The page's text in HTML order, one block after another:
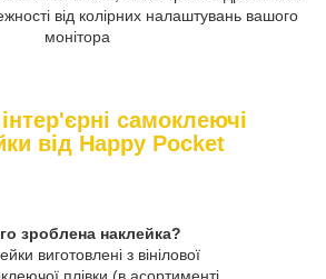
від колірних налаштувань вашого
монітора
самоклеючі
від Happy Pocket
зроблена наклейка?
виготовлені з вінілової